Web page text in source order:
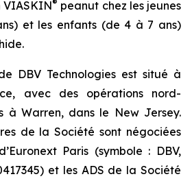
VIASKIN® peanut chez les jeunes
et les enfants (de 4 à 7 ans)
DBV Technologies est situé à
avec des opérations nord-
à Warren, dans le New Jersey.
de la Société sont négociées
Paris (symbole : DBV,
et les ADS de la Société